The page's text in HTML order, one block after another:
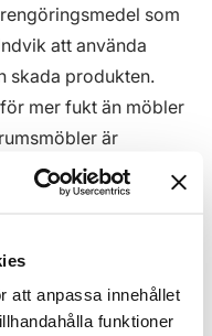
att anpassa innehållet
funktioner
som
att använda
skada produkten.
mer fukt än möbler
är
i fukttåliga
är det, ska
är god och att